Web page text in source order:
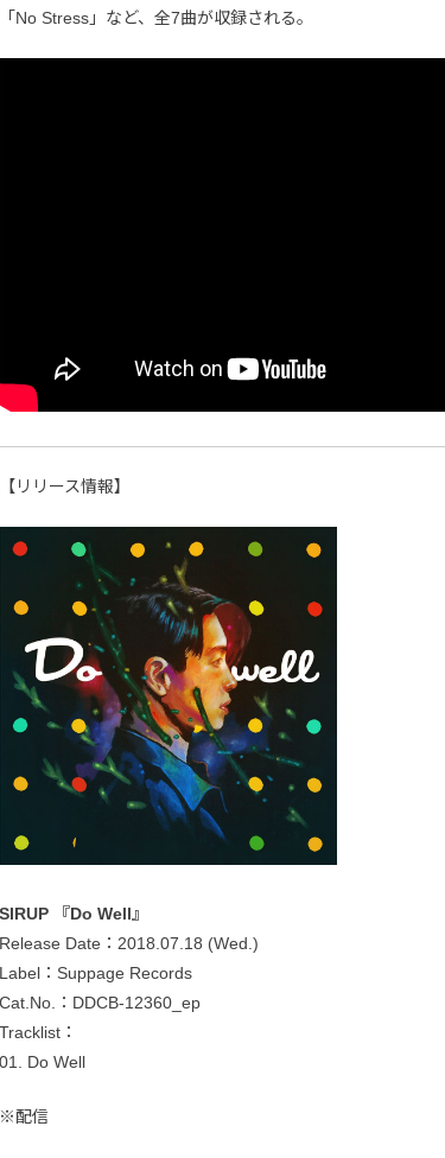
「No Stress」など、全7曲が収録される。
【リリース情報】
SIRUP 『Do Well』
Release Date：2018.07.18 (Wed.)
Label：Suppage Records
Cat.No.：DDCB-12360_ep
Tracklist：
01. Do Well
※配信